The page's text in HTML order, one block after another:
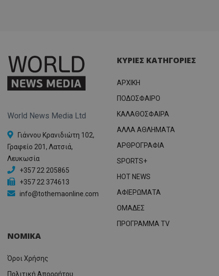
World News Media Ltd
Γιάννου Κρανιδιώτη 102,
Γραφείο 201, Λατσιά,
Λευκωσία
+357 22 205865
+357 22 374613
info@tothemaonline.com
ΚΥΡΙΕΣ ΚΑΤΗΓΟΡΙΕΣ
ΑΡΧΙΚΗ
ΠΟΔΟΣΦΑΙΡΟ
ΚΑΛΑΘΟΣΦΑΙΡΑ
ΑΛΛΑ ΑΘΛΗΜΑΤΑ
ΑΡΘΡΟΓΡΑΦΙΑ
SPORTS+
HOT NEWS
ΑΦΙΕΡΩΜΑΤΑ
ΟΜΑΔΕΣ
ΠΡΟΓΡΑΜΜΑ TV
ΝΟΜΙΚΑ
Όροι Χρήσης
Πολιτική Απορρήτου